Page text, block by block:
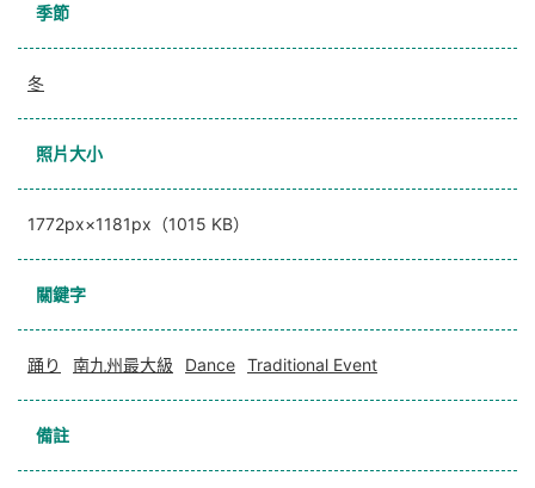
季節
冬
照片大小
1772px×1181px（1015 KB）
關鍵字
踊り 南九州最大級 Dance Traditional Event
備註